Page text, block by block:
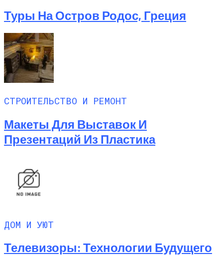
Туры На Остров Родос, Греция
СТРОИТЕЛЬСТВО И РЕМОНТ
Макеты Для Выставок И
Презентаций Из Пластика
ДОМ И УЮТ
Телевизоры: Технологии Будущего